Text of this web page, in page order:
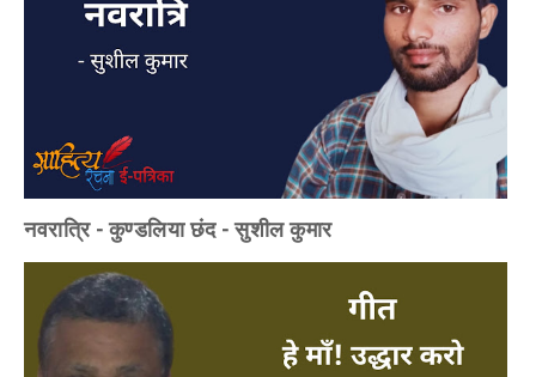
नवरात्रि - कुण्डलिया छंद - सुशील कुमार